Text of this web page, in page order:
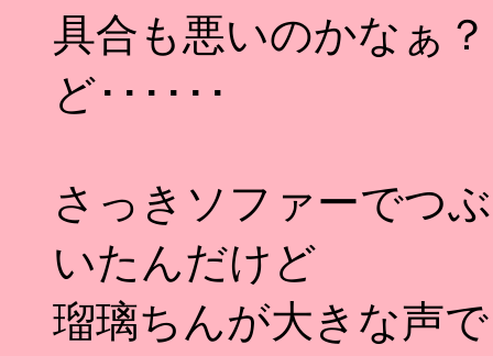
具合も悪いのかなぁ
ど･･････
さっきソファーでつ
いたんだけど
瑠璃ちんが大きな声